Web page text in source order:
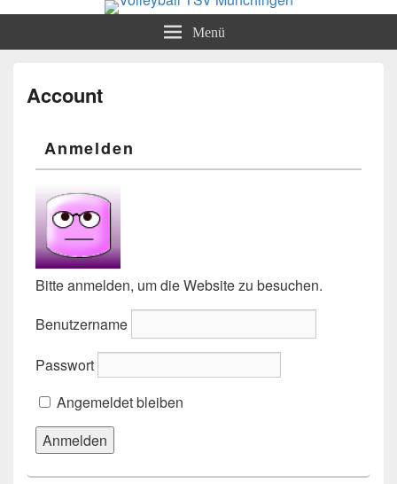
Volleyball TSV Münchingen
Menü
Account
Anmelden
Bitte anmelden, um die Website zu besuchen.
Benutzername
Passwort
Angemeldet bleiben